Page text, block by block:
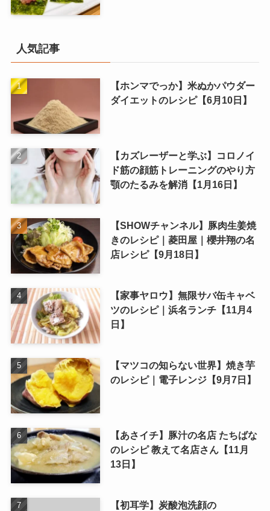
人気記事
【ホンマでっか】米ぬかパウダー
ダイエットのレシピ【6月10日】
【カズレーザーと学ぶ】コロノイ
ド筋の顔筋トレーニングのやり方
顎のたるみを解消【1月16日】
【SHOWチャンネル】豚肉生姜焼
きのレシピ｜菱田屋｜櫻井翔の名
店レシピ【9月18日】
【家事ヤロウ】無限サバ缶キャベ
ツのレシピ｜浜名ランチ【11月4
日】
【マツコの知らない世界】焼き芋
のレシピ｜電子レンジ【9月7日】
【あさイチ】豚汁の名店 たちばな
のレシピ 教えて名店さん【11月
13日】
【初耳学】炭酸泡洗顔の